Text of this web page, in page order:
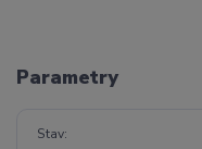
Parametry
Stav